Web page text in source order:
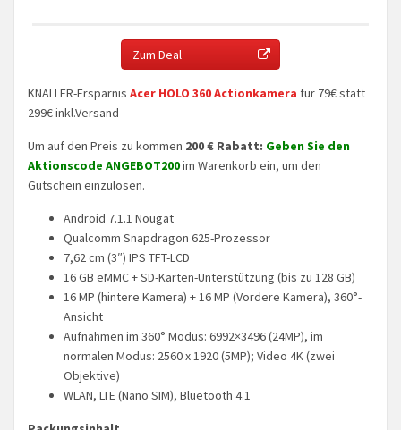
Zum Deal
KNALLER-Ersparnis Acer HOLO 360 Actionkamera für 79€ statt
299€ inkl.Versand
Um auf den Preis zu kommen 200 € Rabatt: Geben Sie den
Aktionscode ANGEBOT200im Warenkorb ein, um den
Gutschein einzulösen.
Android 7.1.1 Nougat
Qualcomm Snapdragon 625-Prozessor
7,62 cm (3″) IPS TFT-LCD
16 GB eMMC + SD-Karten-Unterstützung (bis zu 128 GB)
16 MP (hintere Kamera) + 16 MP (Vordere Kamera), 360°-
Ansicht
Aufnahmen im 360° Modus: 6992×3496 (24MP), im
normalen Modus: 2560 x 1920 (5MP); Video 4K (zwei
Objektive)
WLAN, LTE (Nano SIM), Bluetooth 4.1